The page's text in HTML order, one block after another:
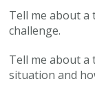
Tell me about a
challenge.
Tell me about a
situation and